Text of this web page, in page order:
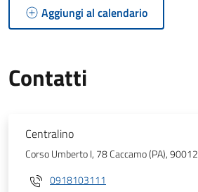
Aggiungi al calendario
Contatti
Centralino
Corso Umberto I, 78 Caccamo (PA), 90012
0918103111